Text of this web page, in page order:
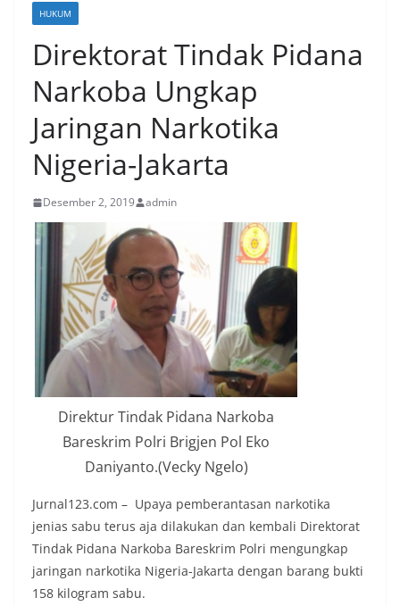
HUKUM
Direktorat Tindak Pidana
Narkoba Ungkap
Jaringan Narkotika
Nigeria-Jakarta
Desember 2, 2019 admin
Direktur Tindak Pidana Narkoba
Bareskrim Polri Brigjen Pol Eko
Daniyanto.(Vecky Ngelo)
Jurnal123.com – Upaya pemberantasan narkotika
jenias sabu terus aja dilakukan dan kembali Direktorat
Tindak Pidana Narkoba Bareskrim Polri mengungkap
jaringan narkotika Nigeria-Jakarta dengan barang bukti
158 kilogram sabu.